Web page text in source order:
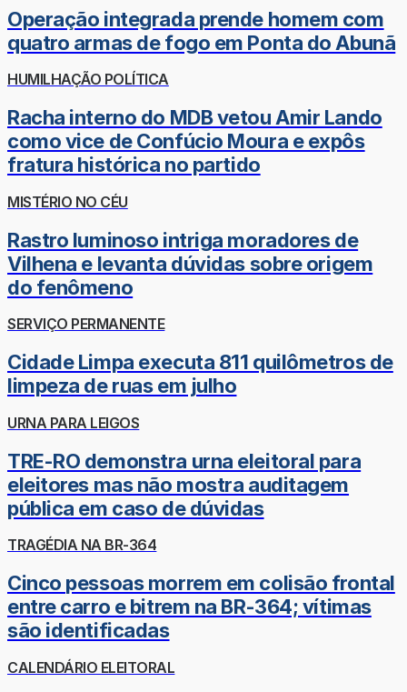
Operação integrada prende homem com
quatro armas de fogo em Ponta do Abunã
HUMILHAÇÃO POLÍTICA
Racha interno do MDB vetou Amir Lando
como vice de Confúcio Moura e expôs
fratura histórica no partido
MISTÉRIO NO CÉU
Rastro luminoso intriga moradores de
Vilhena e levanta dúvidas sobre origem
do fenômeno
SERVIÇO PERMANENTE
Cidade Limpa executa 811 quilômetros de
limpeza de ruas em julho
URNA PARA LEIGOS
TRE-RO demonstra urna eleitoral para
eleitores mas não mostra auditagem
pública em caso de dúvidas
TRAGÉDIA NA BR-364
Cinco pessoas morrem em colisão frontal
entre carro e bitrem na BR-364; vítimas
são identificadas
CALENDÁRIO ELEITORAL